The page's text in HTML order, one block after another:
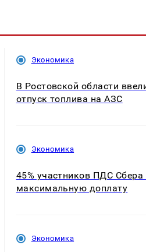
Экономика
В Ростовской области
отпуск топлива на АЗС
Экономика
45% участников ПДС Сбера
максимальную доплату
Экономика